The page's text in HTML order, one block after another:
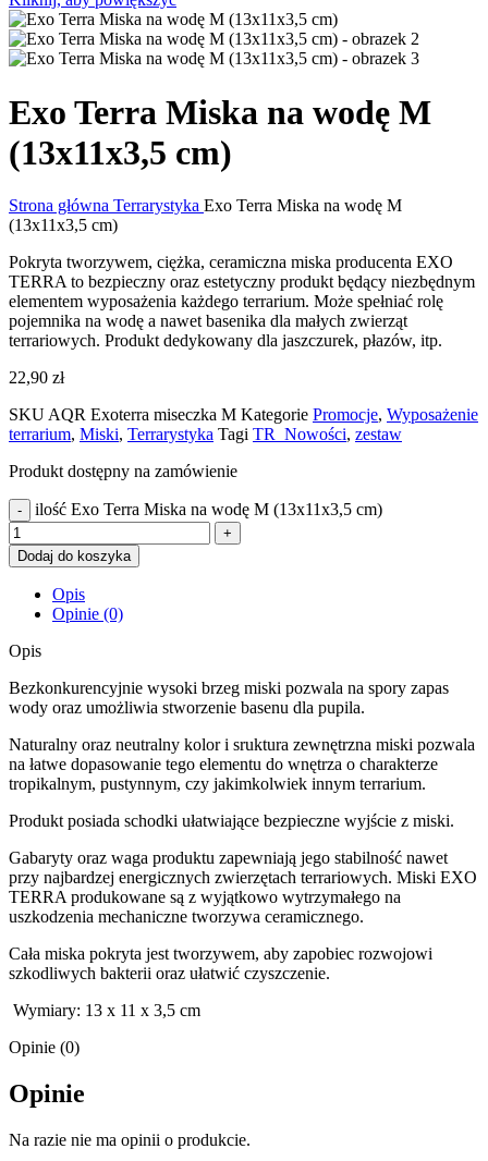
Exo Terra Miska na wodę M
(13x11x3,5 cm)
Strona główna Terrarystyka Exo Terra Miska na wodę M
(13x11x3,5 cm)
Pokryta tworzywem, ciężka, ceramiczna miska producenta EXO
TERRA to bezpieczny oraz estetyczny produkt będący niezbędnym
elementem wyposażenia każdego terrarium. Może spełniać rolę
pojemnika na wodę a nawet basenika dla małych zwierząt
terrariowych. Produkt dedykowany dla jaszczurek, płazów, itp.
22,90 zł
SKU AQR Exoterra miseczka M Kategorie Promocje, Wyposażenie
terrarium, Miski, Terrarystyka Tagi TR_Nowości, zestaw
Produkt dostępny na zamówienie
ilość Exo Terra Miska na wodę M (13x11x3,5 cm)
Dodaj do koszyka
Opis
Opinie (0)
Opis
Bezkonkurencyjnie wysoki brzeg miski pozwala na spory zapas
wody oraz umożliwia stworzenie basenu dla pupila.
Naturalny oraz neutralny kolor i sruktura zewnętrzna miski pozwala
na łatwe dopasowanie tego elementu do wnętrza o charakterze
tropikalnym, pustynnym, czy jakimkolwiek innym terrarium.
Produkt posiada schodki ułatwiające bezpieczne wyjście z miski.
Gabaryty oraz waga produktu zapewniają jego stabilność nawet
przy najbardzej energicznych zwierzętach terrariowych. Miski EXO
TERRA produkowane są z wyjątkowo wytrzymałego na
uszkodzenia mechaniczne tworzywa ceramicznego.
Cała miska pokryta jest tworzywem, aby zapobiec rozwojowi
szkodliwych bakterii oraz ułatwić czyszczenie.
Wymiary: 13 x 11 x 3,5 cm
Opinie (0)
Opinie
Na razie nie ma opinii o produkcie.